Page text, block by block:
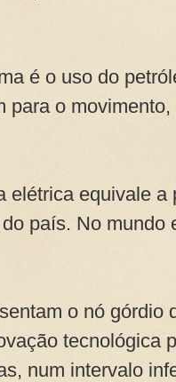
é o uso do
para o
elétrica equivale
país. No mundo
o nó górdio
tecnológica
num intervalo